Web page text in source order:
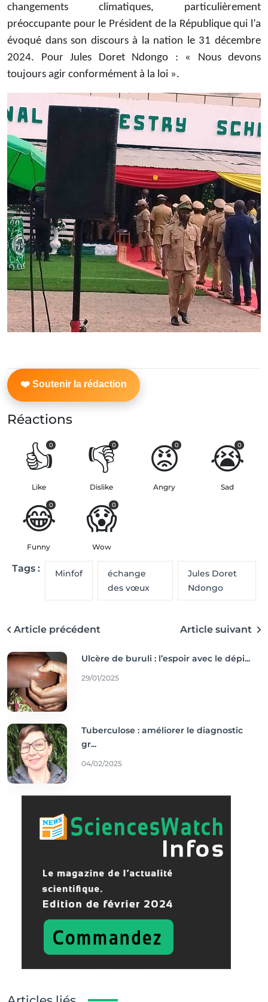
changements climatiques, particulièrement
préoccupante pour le Président de la République qui l’a
évoqué dans son discours à la nation le 31 décembre
2024. Pour Jules Doret Ndongo : « Nous devons
toujours agir conformément à la loi ».
Réactions
👍
0
Like
👎
0
Dislike
😡
0
Angry
😭
0
Sad
😂
0
Funny
😱
0
Wow
Tags : Minfof
échange
des vœux
Jules Doret
Ndongo
Article précédent Article suivant
Ulcère de buruli : l’espoir avec le dépi...
29/01/2025
Tuberculose : améliorer le diagnostic
gr...
04/02/2025